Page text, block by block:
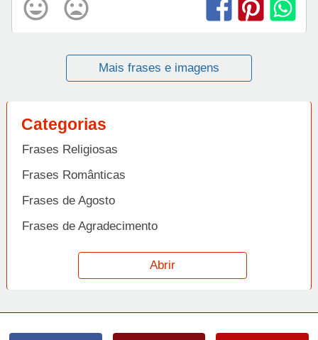
Mais frases e imagens
Categorias
Frases Religiosas
Frases Românticas
Frases de Agosto
Frases de Agradecimento
Frases de Amizade
Frases de Amor
Abrir